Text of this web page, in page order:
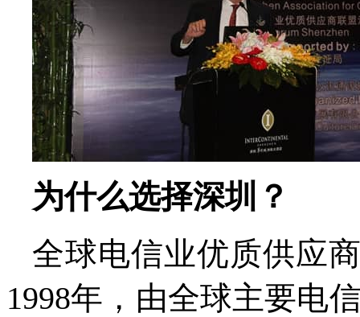
为什么选择深圳？
全球电信业优质供应
1998年，由全球主要电